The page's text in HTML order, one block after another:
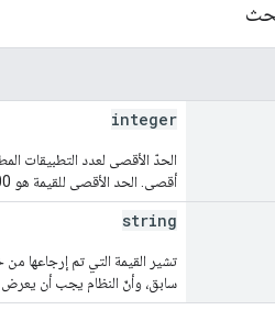
integer
أقصى. الحد الأقصى للقيمة هو 20,000، وسيتم فرض القيمة 20,000 على القيم التي تزيد عن 20,000.
string
تشير القيمة التي تم إرجاعها من
سابق، وأنّ النظام يجب أن يعرض